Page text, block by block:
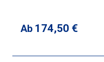
Regulärer Preis:
Ab 174,50 €